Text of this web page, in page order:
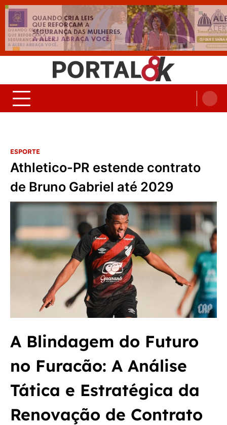
content
Portal 8K – Seu portal de
ESPORTE
Athletico-PR estende contrato
de Bruno Gabriel até 2029
A Blindagem do Futuro
no Furacão: A Análise
Tática e Estratégica da
Renovação de Contrato